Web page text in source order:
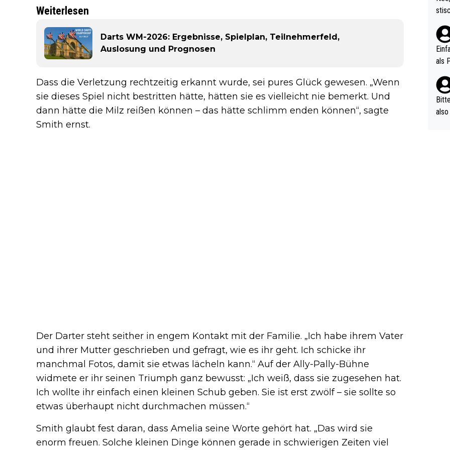
Weiterlesen
Darts WM-2026: Ergebnisse, Spielplan, Teilnehmerfeld,
Auslosung und Prognosen
Dass die Verletzung rechtzeitig erkannt wurde, sei pures Glück gewesen. „Wenn
sie dieses Spiel nicht bestritten hätte, hätten sie es vielleicht nie bemerkt. Und
dann hätte die Milz reißen können – das hätte schlimm enden können“, sagte
Smith ernst.
Der Darter steht seither in engem Kontakt mit der Familie. „Ich habe ihrem Vater
und ihrer Mutter geschrieben und gefragt, wie es ihr geht. Ich schicke ihr
manchmal Fotos, damit sie etwas lächeln kann.“ Auf der Ally-Pally-Bühne
widmete er ihr seinen Triumph ganz bewusst: „Ich weiß, dass sie zugesehen hat.
Ich wollte ihr einfach einen kleinen Schub geben. Sie ist erst zwölf – sie sollte so
etwas überhaupt nicht durchmachen müssen.“
Smith glaubt fest daran, dass Amelia seine Worte gehört hat. „Das wird sie
enorm freuen. Solche kleinen Dinge können gerade in schwierigen Zeiten viel
(in
als
nes
ttler
vV
als